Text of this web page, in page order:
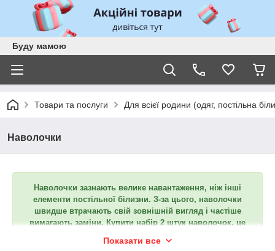
Буду мамою
Товари та послуги Для всієї родини (одяг, постільна
Наволочки
Наволочки зазнають велике навантаження, ніж інші
елементи постільної білизни. З-за цього, наволочки
швидше втрачають свій зовнішній вигляд і частіше
вимагають заміни. Купити набір 2 штук наволочок, це
комплект постільної білизни.
Показати все